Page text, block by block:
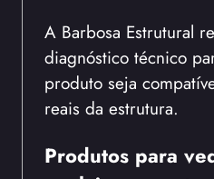
A Barbosa Estrutural
diagnóstico técnico
produto seja
reais da estrutura.
Produtos para